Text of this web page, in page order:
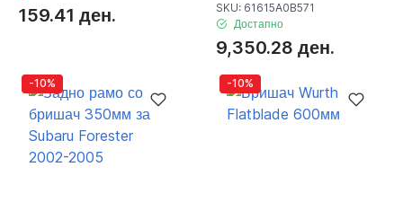
159.41 ден.
SKU: 61615A0B571
Достапно
9,350.28 ден.
-10% -10%